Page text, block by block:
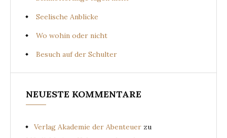
Seelische Anblicke
Wo wohin oder nicht
Besuch auf der Schulter
NEUESTE KOMMENTARE
Verlag Akademie der Abenteuer zu